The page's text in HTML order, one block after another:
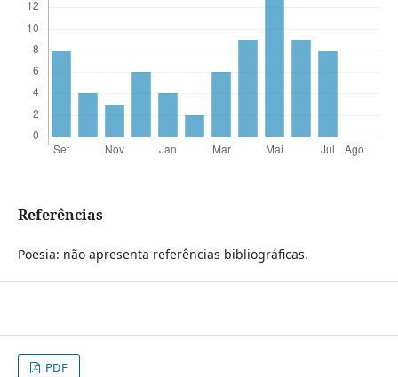
Referências
Poesia: não apresenta referências bibliográficas.
PDF